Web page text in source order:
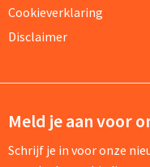
Cookieverklaring
Disclaimer
Meld je aan voor
Schrijf je in voor onze